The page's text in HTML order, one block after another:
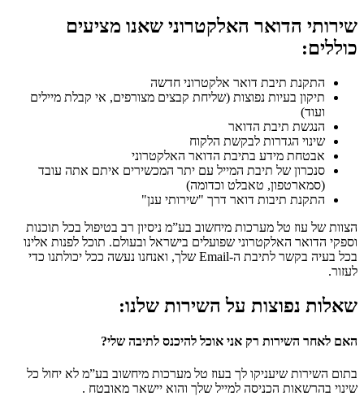
שירותי הדואר האלקטרוני שאנו מציעים
כוללים:
התקנת תיבת דואר אלקטרוני חדשה
תיקון בעיות נפוצות (שליחת קבצים מצורפים, אי קבלת מיילים
ועוד)
הנגשת תיבת הדואר
שינוי הגדרות לבקשת הלקוח
אבטחת מידע בתיבת הדואר האלקטרוני
סנכרון של תיבת המייל עם יתר המכשירים איתם אתה עובד
(סמארטפון, טאבלט וכדומה)
התקנת תיבות דואר דרך "שירותי ענן"
הצוות של עוז טל מערכות מיחשוב בע”מ ניסיון רב בטיפול בכל תוכנות
וספקי הדואר האלקטרוני שפועלים בישראל ובעולם. תוכל לפנות אלינו
בכל בעיה בקשר לתיבת ה-Email שלך, ואנחנו נעשה ככל יכולתנו כדי
לעזור.
שאלות נפוצות על השירות שלנו:
האם לאחר השירות רק אני אוכל להיכנס לתיבה שלי?
בתום השירות שיעניקו לך בעוז טל מערכות מיחשוב בע”מ לא יחול כל
שינוי בהרשאות הכניסה למייל שלך והוא יישאר מאובטח .